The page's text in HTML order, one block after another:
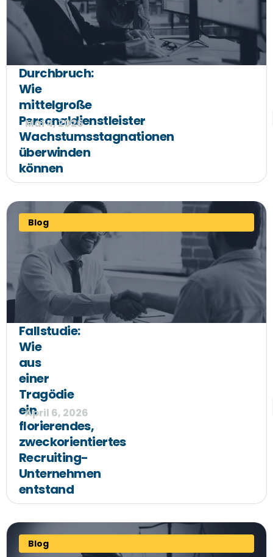
Durchbruch:
Wie
mittelgroße
Personaldienstleister
Wachstumsstagnationen
überwinden
können
Mai 4, 2026
Blog
Fallstudie:
Wie
aus
einer
Tragödie
ein
florierendes,
zweckorientiertes
Recruiting-
Unternehmen
entstand
April 6, 2026
Blog